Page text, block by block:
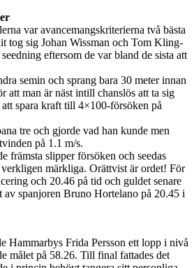
var avancemangskriterierna två bästa
tog sig Johan Wissman och Tom Kling-
eftersom de var bland de sista att
semin och sprang bara 30 meter innan
att man är näst intill chanslös att ta sig
spara kraft till 4×100-försöken på
tre och gjorde vad han kunde men
på 1.1 m/s.
främsta slipper försöken och seedas
märkliga. Orättvist är ordet! För
och 20.46 på tid och guldet senare
av spanjoren Bruno Hortelano på 20.45 i
Hammarbys Frida Persson ett lopp i nivå
målet på 58.26. Till final fattades det